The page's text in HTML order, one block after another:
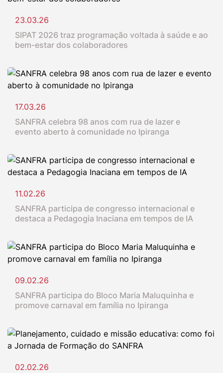
23.03.26
SIPAT 2026 traz programação voltada à saúde e ao
bem-estar dos colaboradores
17.03.26
SANFRA celebra 98 anos com rua de lazer e
evento aberto à comunidade no Ipiranga
11.02.26
SANFRA participa de congresso internacional e
destaca a Pedagogia Inaciana em tempos de IA
09.02.26
SANFRA participa do Bloco Maria Maluquinha e
promove carnaval em família no Ipiranga
02.02.26